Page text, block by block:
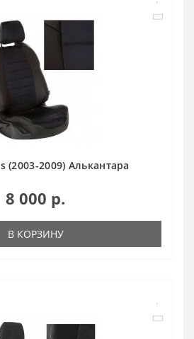
(2003-2009) Алькантара
8 000 р.
В КОРЗИНУ